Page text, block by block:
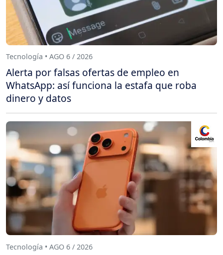
Tecnología • AGO 6 / 2026
Alerta por falsas ofertas de empleo en
WhatsApp: así funciona la estafa que roba
dinero y datos
Tecnología • AGO 6 / 2026